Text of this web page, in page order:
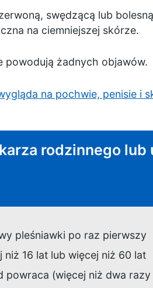
swędzącą lub
na ciemniejszej skórze.
powodują żadnych objawów.
na pochwie, penisie i
rodzinnego
pleśniawki po raz pierwszy
niż 16 lat lub więcej niż 60 lat
powraca (więcej niż dwa